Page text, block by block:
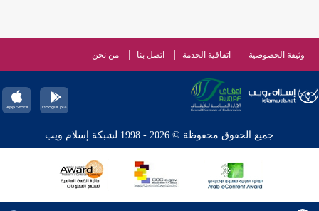
وثيقة الخصوصية اتفاقية الخدمة اتصل بنا من نحن
جميع الحقوق محفوظة © 2026 - 1998 لشبكة إسلام ويب